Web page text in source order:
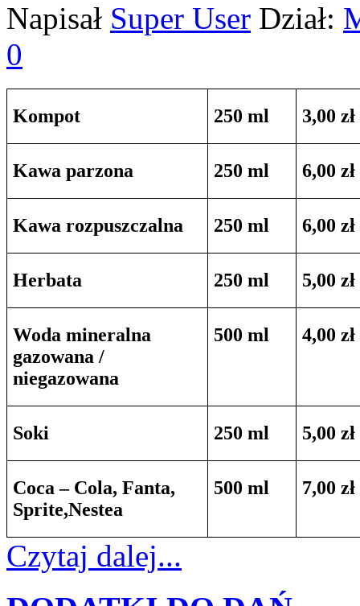
Napisał Super User Dział:
0
Kompot 250 ml 3,00 zł
Kawa parzona 250 ml 6,00 zł
Kawa rozpuszczalna 250 ml 6,00 zł
Herbata 250 ml 5,00 zł
Woda mineralna
gazowana /
niegazowana
500 ml 4,00 zł
Soki 250 ml 5,00 zł
Coca – Cola, Fanta,
Sprite,Nestea
500 ml 7,00 zł
Czytaj dalej...